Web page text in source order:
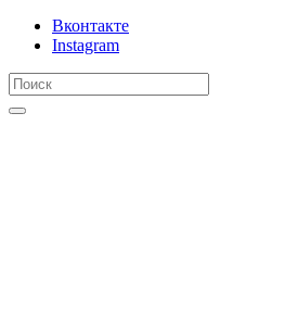
Вконтакте
Instagram